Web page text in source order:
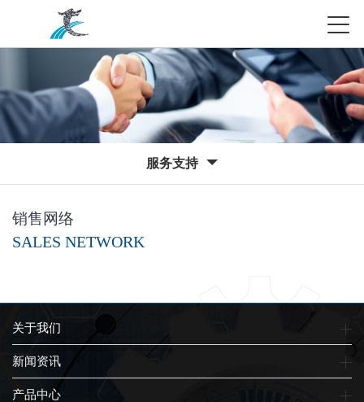
服务支持
销售网络
SALES NETWORK
关于我们
新闻资讯
产品中心